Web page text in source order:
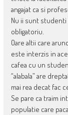
angajat ca si
Nu ii sunt
obligatoriu.
Oare altii care
este interzis in
cafea cu un
“alabala” are
mai rea decat fac
Se pare ca traim
populatie care